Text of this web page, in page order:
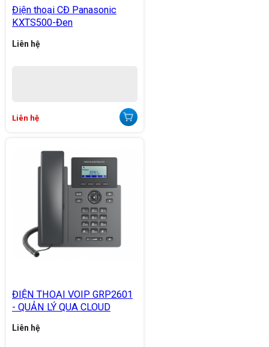
Điện thoại CĐ Panasonic
KXTS500-Đen
Liên hệ
Liên hệ
ĐIỆN THOẠI VOIP GRP2601
- QUẢN LÝ QUA CLOUD
Liên hệ